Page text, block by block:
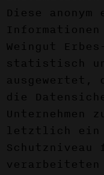
Diese anonym
Weingut
statistisch
ausgewertet,
die
Unternehmen
letztlich ein
verarbeiteten